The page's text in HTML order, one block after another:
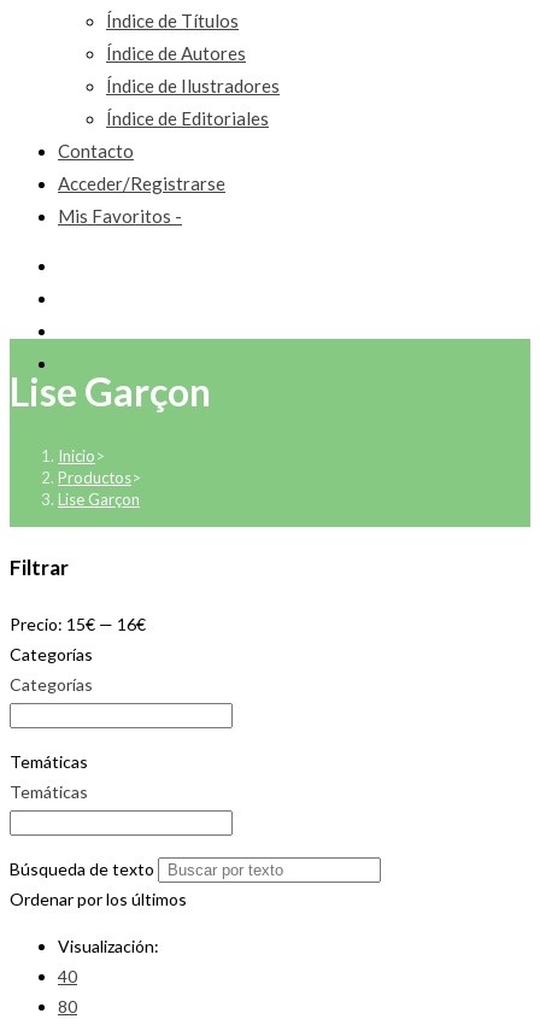
Índice de Títulos
Índice de Autores
Índice de Ilustradores
Índice de Editoriales
Contacto
Acceder/Registrarse
Mis Favoritos -
Lise Garçon
Inicio>
Productos>
Lise Garçon
Filtrar
Precio: 15€ — 16€
Categorías
Categorías
Temáticas
Temáticas
Búsqueda de texto
Ordenar por los últimos
Visualización:
40
80